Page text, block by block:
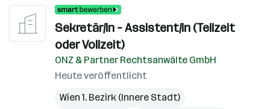
Sekretär/in – Assistent/in (Teilzeit
oder Vollzeit)
ONZ & Partner Rechtsanwälte GmbH
Heute veröffentlicht
Wien 1. Bezirk (Innere Stadt)